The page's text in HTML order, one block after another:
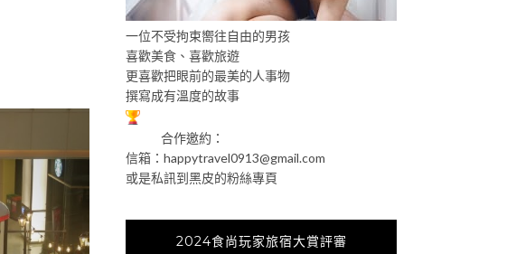
一位不受拘束嚮往自由的男孩
喜歡美食、喜歡旅遊
更喜歡把眼前的最美的人事物
撰寫成有溫度的故事
合作邀約：
信箱： happytravel0913@gmail.com
或是私訊到黑皮的粉絲專頁
2024食尚玩家旅宿大賞評審